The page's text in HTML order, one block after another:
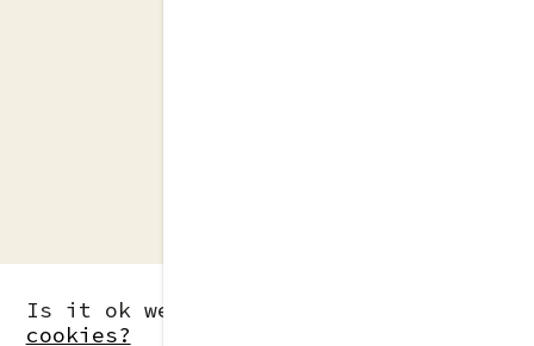
Is it ok we use
cookies?